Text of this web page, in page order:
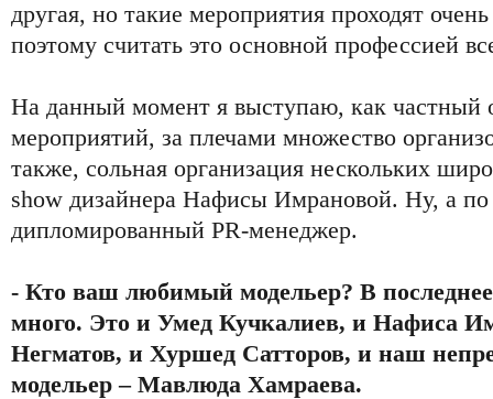
другая, но такие мероприятия проходят
поэтому считать это основной профессией
На данный момент я выступаю, как частный
мероприятий, за плечами множество
также, сольная организация нескольких
show дизайнера Нафисы Имрановой. Ну, а
дипломированный PR-менеджер.
- Кто ваш любимый модельер? В
много. Это и Умед Кучкалиев, и Нафиса
Негматов, и Хуршед Сатторов, и наш
модельер – Мавлюда Хамраева.